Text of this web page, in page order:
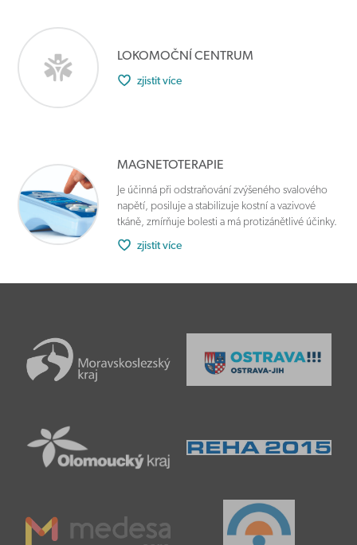
LOKOMOČNÍ CENTRUM
zjistit více
MAGNETOTERAPIE
Je účinná při odstraňování zvýšeného svalového
napětí, posiluje a stabilizuje kostní a vazivové
tkáně, zmírňuje bolesti a má protizánětlivé účinky.
zjistit více